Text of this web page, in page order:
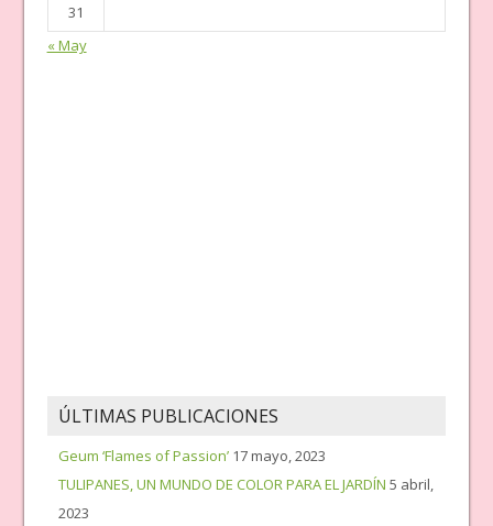
31
« May
ÚLTIMAS PUBLICACIONES
Geum ‘Flames of Passion’ 17 mayo, 2023
TULIPANES, UN MUNDO DE COLOR PARA EL JARDÍN 5 abril,
2023